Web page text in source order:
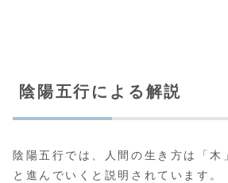
陰陽五行による解説
陰陽五行では、人間の生き方は「
と進んでいくと説明されています。